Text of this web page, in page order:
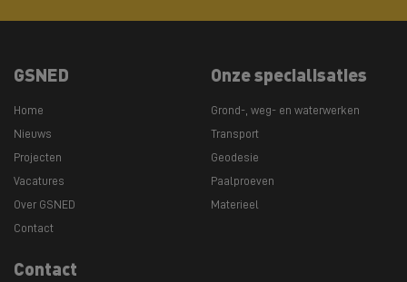
GSNED
Home
Nieuws
Projecten
Vacatures
Over GSNED
Contact
Onze specialisaties
Grond-, weg- en waterwerken
Transport
Geodesie
Paalproeven
Materieel
Contact